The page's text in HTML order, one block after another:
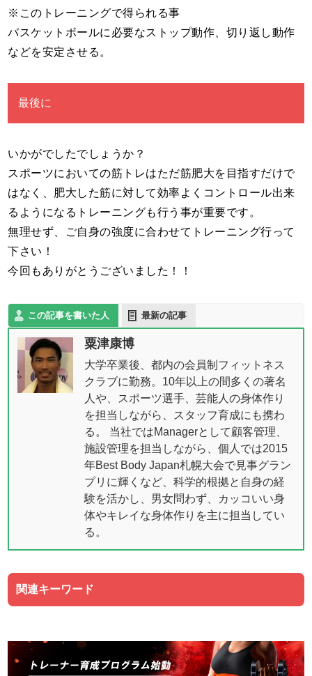
※このトレーニングで得られる事
バスケットボールに必要なストップ動作、切り返し動作
などを安定させる。
最後に
いかがでしたでしょうか？
スポーツにおいての筋トレはただ筋肥大を目指すだけで
はなく、肥大した筋に対して効率よくコントロール出来
るようになるトレーニングも行う事が重要です。
無理せず、ご自身の強度に合わせてトレーニング行って
下さい！
今回もありがとうございました！！
この記事を書いた人 最新の記事
粟津康博
大学卒業後、都内の会員制フィットネス
クラブに勤務。10年以上の間多くの著名
人や、スポーツ選手、芸能人の身体作り
を担当しながら、スタッフ育成にも携わ
る。 当社ではManagerとして顧客管理、
施設管理を担当しながら、個人では2015
年Best Body Japan札幌大会で見事グラン
プリに輝くなど、科学的根拠と自身の経
験を活かし、男女問わず、カッコいい身
体やキレイな身体作りを主に担当してい
る。
関連キーワード